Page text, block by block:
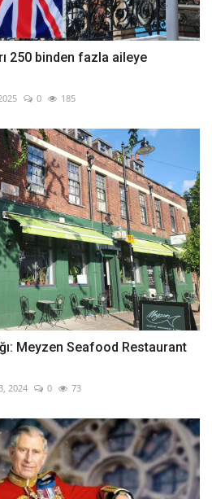
250 binden fazla aileye
0 185
Meyzen Seafood Restaurant
2024 0 73